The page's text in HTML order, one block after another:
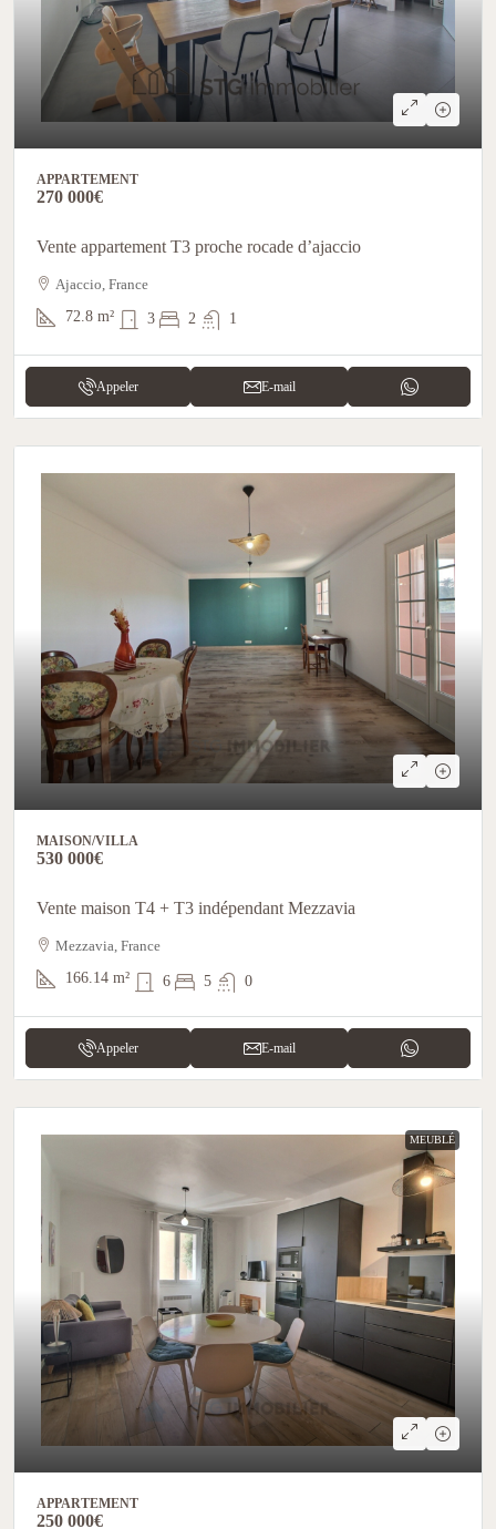
APPARTEMENT
270 000€
Vente appartement T3 proche rocade d’ajaccio
Ajaccio, France
72.8 m² 3 2 1
Appeler E-mail
MAISON/VILLA
530 000€
Vente maison T4 + T3 indépendant Mezzavia
Mezzavia, France
166.14 m² 6 5 0
Appeler E-mail
MEUBLÉ
APPARTEMENT
250 000€